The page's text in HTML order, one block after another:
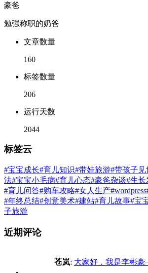
豪爸
勉强称职的奶爸
文章数量
160
标签数量
206
运行天数
2044
标签云
#宝宝成长#育儿知识#带娃旅游#带孩子见
法#宝宝小毛病#育儿心态#豪爸杂谈#生长
#育儿问答#购车攻略#女人生产#wordpress
#年终总结#创意美术#建站#育儿故事#宝
子旅游
近期评论
苍岚: 大家好，我是李彬